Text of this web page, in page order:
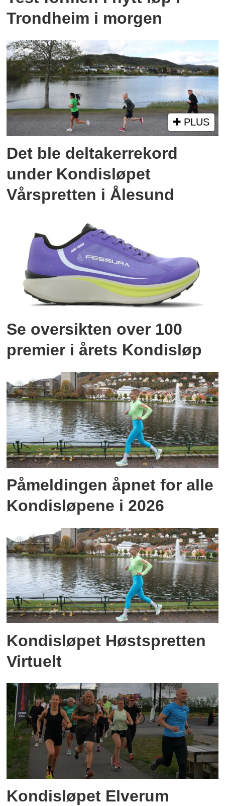
Trondheim i morgen
PLUS
Det ble deltakerrekord
under Kondisløpet
Vårspretten i Ålesund
Se oversikten over 100
premier i årets Kondisløp
Påmeldingen åpnet for alle
Kondisløpene i 2026
Kondisløpet Høstspretten
Virtuelt
Kondisløpet Elverum